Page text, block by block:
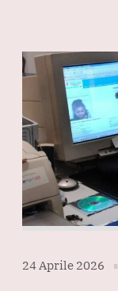
24 Aprile 2026 ∎